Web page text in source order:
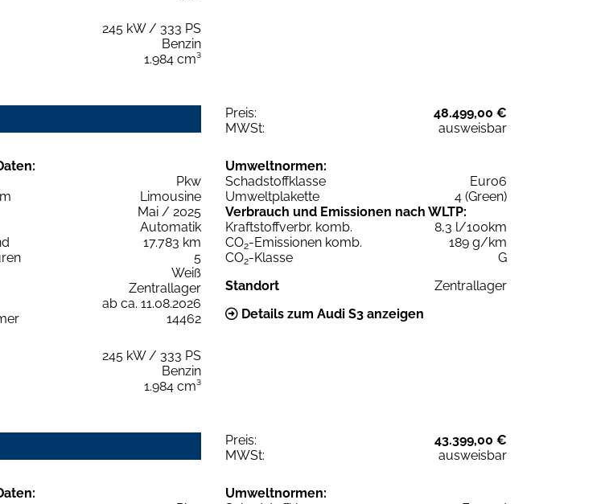
245 kW / 333 PS
Benzin
1.984 cm³
Preis:
48.499,00 €
MWSt:
ausweisbar
Pkw
Limousine
Mai / 2025
Automatik
17.783 km
5
Weiß
Zentrallager
ab ca. 11.08.2026
14462
245 kW / 333 PS
Benzin
1.984 cm³
Umweltnormen:
Schadstoffklasse
Euro6
Umweltplakette
4 (Green)
Verbrauch und Emissionen nach WLTP:
Kraftstoffverbr. komb.
8,3 l/100km
CO2-Emissionen komb.
189 g/km
CO2-Klasse
G
Standort
Zentrallager
Details zum Audi S3 anzeigen
Preis:
43.399,00 €
MWSt:
ausweisbar
Umweltnormen: